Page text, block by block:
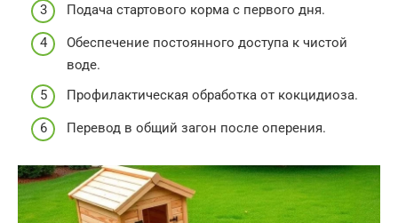
Подача стартового корма с первого дня.
Обеспечение постоянного доступа к чистой
воде.
Профилактическая обработка от кокцидиоза.
Перевод в общий загон после оперения.